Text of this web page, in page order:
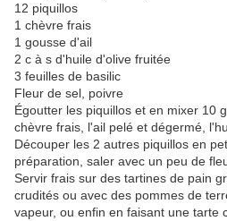
12 piquillos
1 chèvre frais
1 gousse d'ail
2 c à s d'huile d'olive fruitée
3 feuilles de basilic
Fleur de sel, poivre
Égoutter les piquillos et en mixer 10
chèvre frais, l'ail pelé et dégermé,
Découper les 2 autres piquillos en
préparation, saler avec un peu de
Servir frais sur des tartines de pain
crudités ou avec des pommes de
vapeur, ou enfin en faisant une tarte